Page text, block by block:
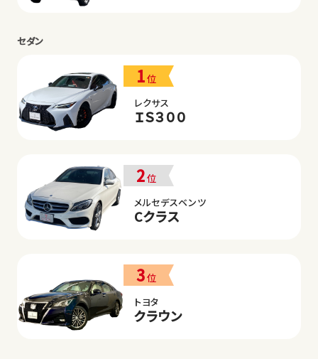
セダン
1位
レクサス
ＩＳ３００
2位
メルセデスベンツ
Cクラス
3位
トヨタ
クラウン